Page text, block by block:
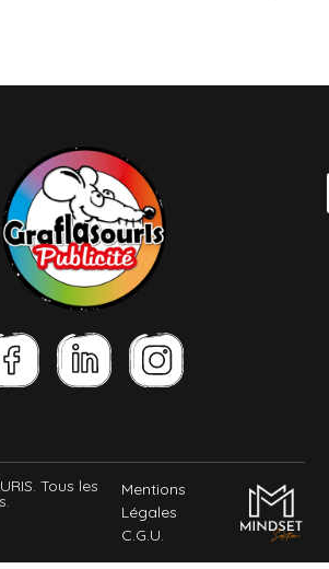
Tous les
Mentions
Légales
C.G.U.